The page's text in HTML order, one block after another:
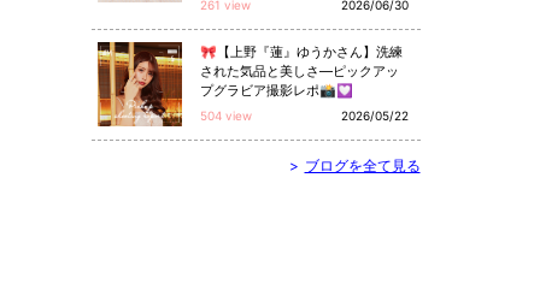
261 view 2026/06/30
🎀【上野『蓮』ゆうかさん】洗練
された気品と美しさ—ピックアッ
プグラビア撮影レポ📸💟
504 view 2026/05/22
> ブログを全て見る